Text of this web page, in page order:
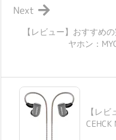
【レビュー】おすすめ
ヤホン：
Next
【レ
CEHCK